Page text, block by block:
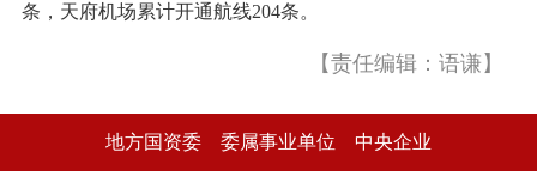
条，天府机场累计开通航线204条。
【责任编辑：语谦】
地方国资委 委属事业单位 中央企业